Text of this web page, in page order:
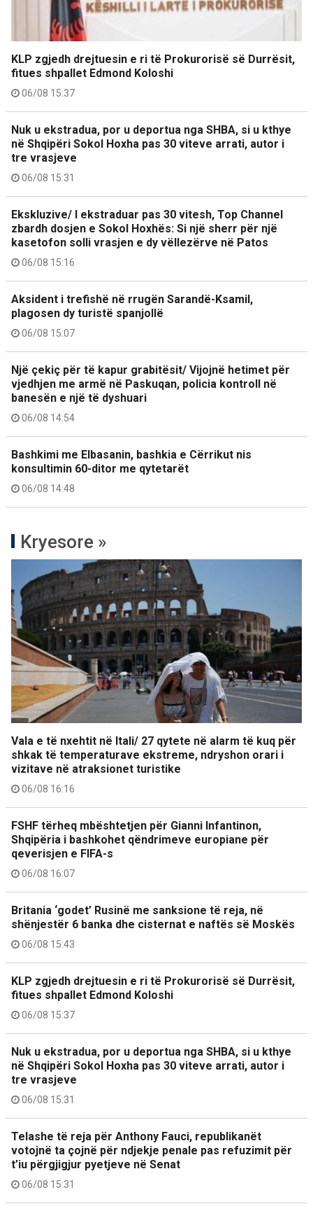
KLP zgjedh drejtuesin e ri të Prokurorisë së Durrësit,
fitues shpallet Edmond Koloshi
06/08 15:37
Nuk u ekstradua, por u deportua nga SHBA, si u kthye
në Shqipëri Sokol Hoxha pas 30 viteve arrati, autor i
tre vrasjeve
06/08 15:31
Ekskluzive/ I ekstraduar pas 30 vitesh, Top Channel
zbardh dosjen e Sokol Hoxhës: Si një sherr për një
kasetofon solli vrasjen e dy vëllezërve në Patos
06/08 15:16
Aksident i trefishë në rrugën Sarandë-Ksamil,
plagosen dy turistë spanjollë
06/08 15:07
Një çekiç për të kapur grabitësit/ Vijojnë hetimet për
vjedhjen me armë në Paskuqan, policia kontroll në
banesën e një të dyshuari
06/08 14:54
Bashkimi me Elbasanin, bashkia e Cërrikut nis
konsultimin 60-ditor me qytetarët
06/08 14:48
Kryesore »
Vala e të nxehtit në Itali/ 27 qytete në alarm të kuq për
shkak të temperaturave ekstreme, ndryshon orari i
vizitave në atraksionet turistike
06/08 16:16
FSHF tërheq mbështetjen për Gianni Infantinon,
Shqipëria i bashkohet qëndrimeve europiane për
qeverisjen e FIFA-s
06/08 16:07
Britania ‘godet’ Rusinë me sanksione të reja, në
shënjestër 6 banka dhe cisternat e naftës së Moskës
06/08 15:43
KLP zgjedh drejtuesin e ri të Prokurorisë së Durrësit,
fitues shpallet Edmond Koloshi
06/08 15:37
Nuk u ekstradua, por u deportua nga SHBA, si u kthye
në Shqipëri Sokol Hoxha pas 30 viteve arrati, autor i
tre vrasjeve
06/08 15:31
Telashe të reja për Anthony Fauci, republikanët
votojnë ta çojnë për ndjekje penale pas refuzimit për
t’iu përgjigjur pyetjeve në Senat
06/08 15:31